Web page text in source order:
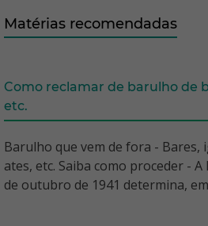
Matérias recomendadas
Como reclamar de barulho de
etc.
Barulho que vem de fora -
ates, etc. Saiba como proceder - A
de outubro de 1941 determina, em